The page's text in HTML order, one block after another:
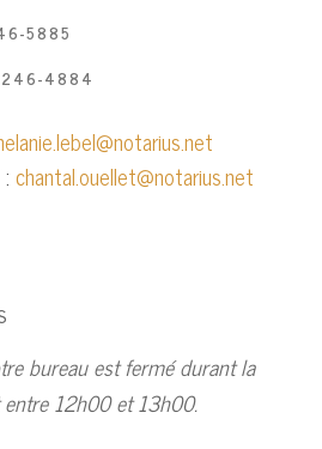
5885
246-4884
chantal.ouellet@notarius.net
bureau est fermé durant la
12h00 et 13h00.